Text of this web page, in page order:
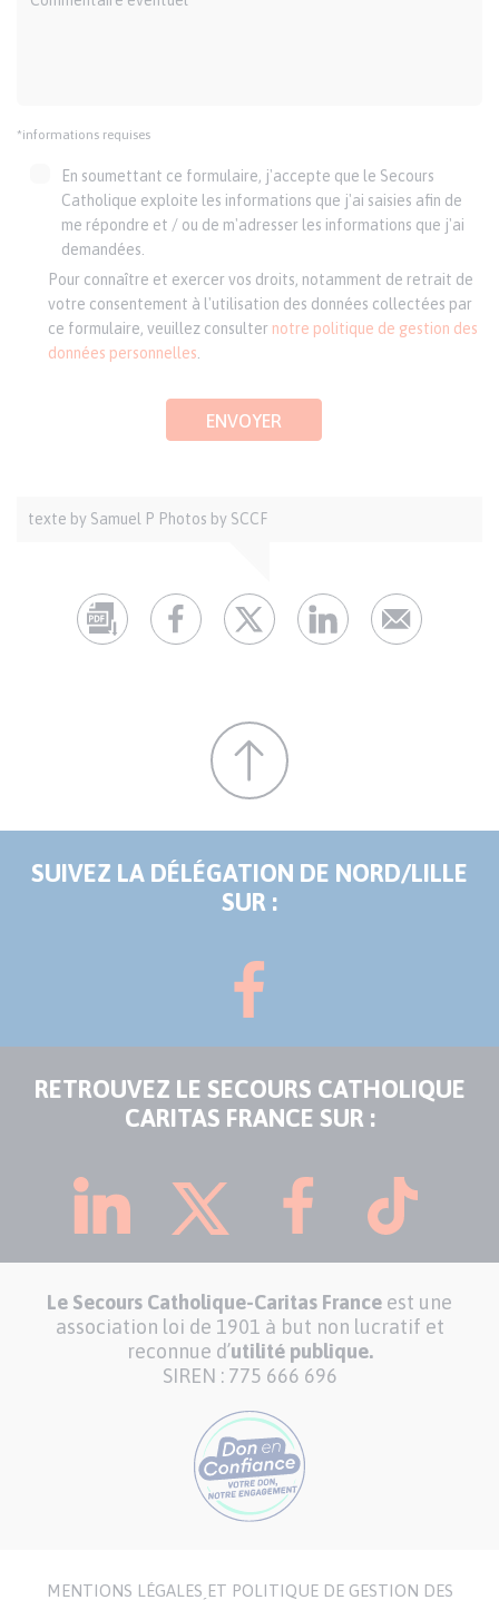
*informations requises
En soumettant ce formulaire, j'accepte que le Secours
Catholique exploite les informations que j'ai saisies afin de
me répondre et / ou de m'adresser les informations que j'ai
demandées.
Pour connaître et exercer vos droits, notamment de retrait de
votre consentement à l'utilisation des données collectées par
ce formulaire, veuillez consulter notre politique de gestion des
données personnelles
ENVOYER
texte by Samuel P Photos by SCCF
SUIVEZ LA DÉLÉGATION DE NORD/LILLE
SUR :
RETROUVEZ LE SECOURS CATHOLIQUE
CARITAS FRANCE SUR :
Le Secours Catholique-Caritas France est une
association loi de 1901 à but non lucratif et
reconnue d’utilité publique.
SIREN : 775 666 696
MENTIONS LÉGALES ET POLITIQUE DE GESTION DES